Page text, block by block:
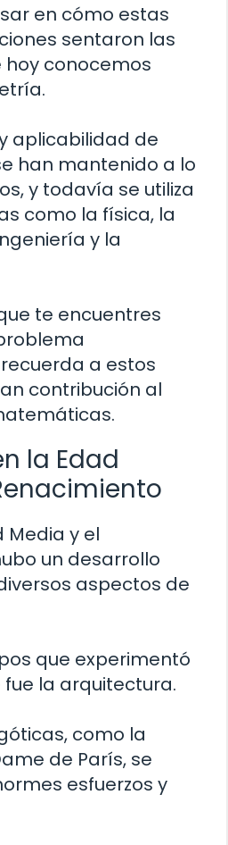
en cómo estas
sentaron las
hoy conocemos
aplicabilidad de
han mantenido a lo
y todavía se utiliza
como la física, la
y la
te encuentres
a estos
contribución al
la Edad
Media y el
un desarrollo
aspectos de
que experimentó
la arquitectura.
como la
de París, se
esfuerzos y